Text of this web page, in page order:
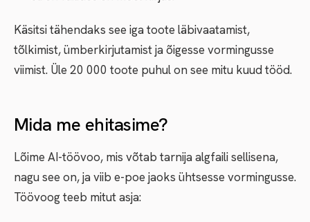
Käsitsi tähendaks see iga toote läbivaatamist,
tõlkimist, ümberkirjutamist ja õigesse vormingusse
viimist. Üle 20 000 toote puhul on see mitu kuud tööd.
Mida me ehitasime?
Lõime AI-töövoo, mis võtab tarnija algfaili sellisena,
nagu see on, ja viib e-poe jaoks ühtsesse vormingusse.
Töövoog teeb mitut asja: